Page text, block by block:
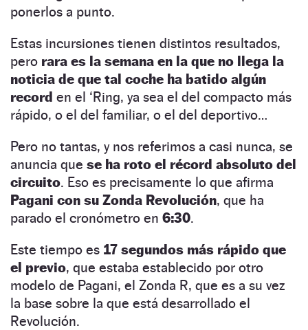
ponerlos a punto.
Estas incursiones tienen distintos resultados,
pero rara es la semana en la que no llega la
noticia de que tal coche ha batido algún
record en el ‘Ring, ya sea el del compacto más
rápido, o el del familiar, o el del deportivo…
Pero no tantas, y nos referimos a casi nunca, se
anuncia que se ha roto el récord absoluto del
circuito. Eso es precisamente lo que afirma
Pagani con su Zonda Revolución, que ha
parado el cronómetro en 6:30.
Este tiempo es 17 segundos más rápido que
el previo, que estaba establecido por otro
modelo de Pagani, el Zonda R, que es a su vez
la base sobre la que está desarrollado el
Revolución.